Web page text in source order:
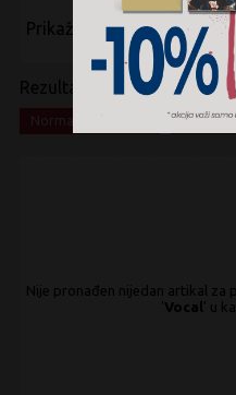
Prikaži po:
Rezultati pretrage:
Vocal x
Nije pronađen nijedan artikal za
'Vocal ' u